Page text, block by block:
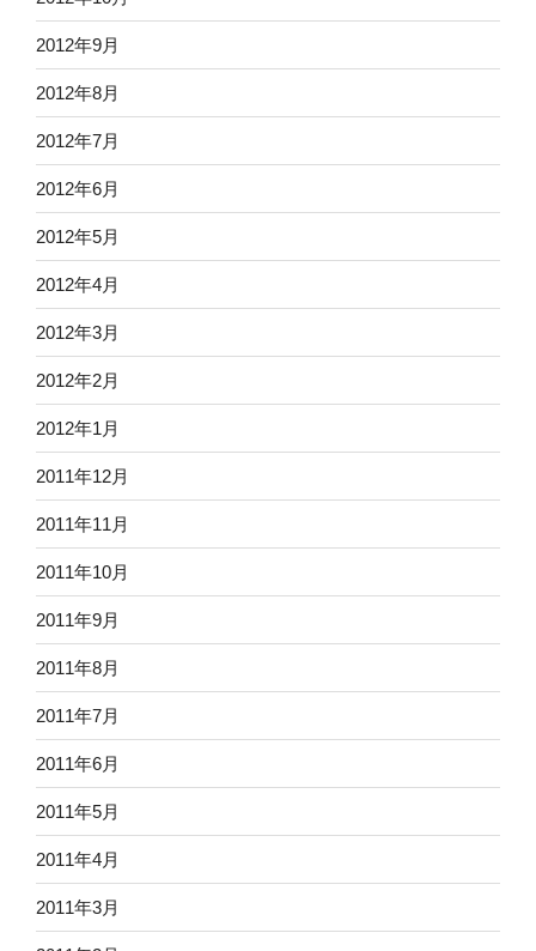
2012年9月
2012年8月
2012年7月
2012年6月
2012年5月
2012年4月
2012年3月
2012年2月
2012年1月
2011年12月
2011年11月
2011年10月
2011年9月
2011年8月
2011年7月
2011年6月
2011年5月
2011年4月
2011年3月